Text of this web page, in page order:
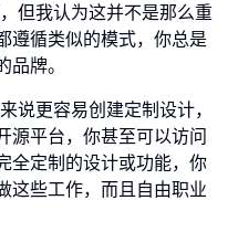
但我认为这并不是那么重
遵循类似的模式，你总是
牌。
说更容易创建定制设计，
源平台，你甚至可以访问
全定制的设计或功能，你
这些工作，而且自由职业